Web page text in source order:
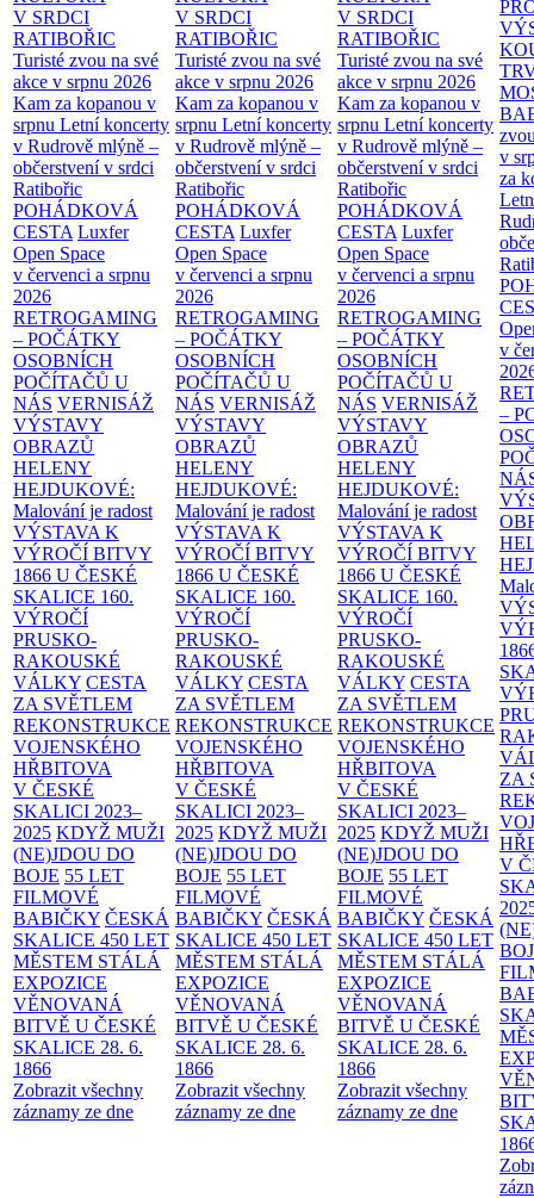
V SRDCI
RATIBOŘIC
Turisté zvou na své
akce v srpnu 2026
Kam za kopanou v
srpnu Letní koncerty
v Rudrově mlýně –
občerstvení v srdci
Ratibořic
POHÁDKOVÁ
CESTA Luxfer
Open Space
v červenci a srpnu
2026
RETROGAMING
– POČÁTKY
OSOBNÍCH
POČÍTAČŮ U
NÁS VERNISÁŽ
VÝSTAVY
OBRAZŮ
HELENY
HEJDUKOVÉ:
Malování je radost
VÝSTAVA K
VÝROČÍ BITVY
1866 U ČESKÉ
SKALICE 160.
VÝROČÍ
PRUSKO-
RAKOUSKÉ
VÁLKY CESTA
ZA SVĚTLEM
REKONSTRUKCE
VOJENSKÉHO
HŘBITOVA
V ČESKÉ
SKALICI 2023–
2025 KDYŽ MUŽI
(NE)JDOU DO
BOJE 55 LET
FILMOVÉ
BABIČKY ČESKÁ
SKALICE 450 LET
MĚSTEM STÁLÁ
EXPOZICE
VĚNOVANÁ
BITVĚ U ČESKÉ
SKALICE 28. 6.
1866
Zobrazit všechny
záznamy ze dne
V SRDCI
RATIBOŘIC
Turisté zvou na své
akce v srpnu 2026
Kam za kopanou v
srpnu Letní koncerty
v Rudrově mlýně –
občerstvení v srdci
Ratibořic
POHÁDKOVÁ
CESTA Luxfer
Open Space
v červenci a srpnu
2026
RETROGAMING
– POČÁTKY
OSOBNÍCH
POČÍTAČŮ U
NÁS VERNISÁŽ
VÝSTAVY
OBRAZŮ
HELENY
HEJDUKOVÉ:
Malování je radost
VÝSTAVA K
VÝROČÍ BITVY
1866 U ČESKÉ
SKALICE 160.
VÝROČÍ
PRUSKO-
RAKOUSKÉ
VÁLKY CESTA
ZA SVĚTLEM
REKONSTRUKCE
VOJENSKÉHO
HŘBITOVA
V ČESKÉ
SKALICI 2023–
2025 KDYŽ MUŽI
(NE)JDOU DO
BOJE 55 LET
FILMOVÉ
BABIČKY ČESKÁ
SKALICE 450 LET
MĚSTEM STÁLÁ
EXPOZICE
VĚNOVANÁ
BITVĚ U ČESKÉ
SKALICE 28. 6.
1866
Zobrazit všechny
záznamy ze dne
V SRDCI
RATIBOŘIC
Turisté zvou na své
akce v srpnu 2026
Kam za kopanou v
srpnu Letní koncerty
v Rudrově mlýně –
občerstvení v srdci
Ratibořic
POHÁDKOVÁ
CESTA Luxfer
Open Space
v červenci a srpnu
2026
RETROGAMING
– POČÁTKY
OSOBNÍCH
POČÍTAČŮ U
NÁS VERNISÁŽ
VÝSTAVY
OBRAZŮ
HELENY
HEJDUKOVÉ:
Malování je radost
VÝSTAVA K
VÝROČÍ BITVY
1866 U ČESKÉ
SKALICE 160.
VÝROČÍ
PRUSKO-
RAKOUSKÉ
VÁLKY CESTA
ZA SVĚTLEM
REKONSTRUKCE
VOJENSKÉHO
HŘBITOVA
V ČESKÉ
SKALICI 2023–
2025 KDYŽ MUŽI
(NE)JDOU DO
BOJE 55 LET
FILMOVÉ
BABIČKY ČESKÁ
SKALICE 450 LET
MĚSTEM STÁLÁ
EXPOZICE
VĚNOVANÁ
BITVĚ U ČESKÉ
SKALICE 28. 6.
1866
Zobrazit všechny
záznamy ze dne
v
za
v
–
ZA
V